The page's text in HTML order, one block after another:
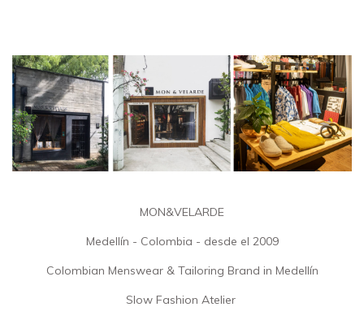
MON&VELARDE
Medellín - Colombia - desde el 2009
Colombian Menswear & Tailoring Brand in Medellín
Slow Fashion Atelier